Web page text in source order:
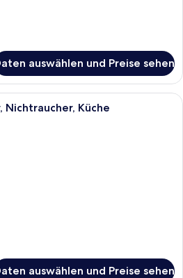
auswählen und Preise sehen
Ein großzügiger Wohnbereich mit
Küche
auswählen und Preise sehen